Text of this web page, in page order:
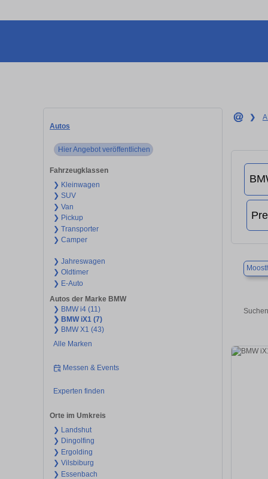
Autos
Hier Angebot veröffentlichen
Fahrzeugklassen
❯ Kleinwagen
❯ SUV
❯ Van
❯ Pickup
❯ Transporter
❯ Camper
❯ Jahreswagen
❯ Oldtimer
❯ E-Auto
Autos der Marke BMW
❯ BMW i4 (11)
❯ BMW iX1 (7)
❯ BMW X1 (43)
Alle Marken
Messen & Events
Experten finden
Orte im Umkreis
❯ Landshut
❯ Dingolfing
❯ Ergolding
❯ Vilsbiburg
❯ Essenbach
❯